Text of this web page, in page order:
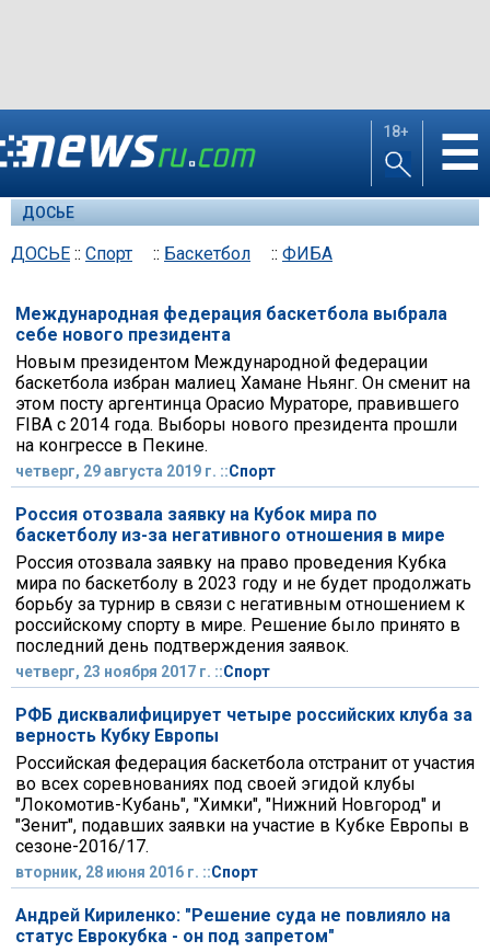
18+ ☰
ДОСЬЕ
ДОСЬЕ :: Спорт :: Баскетбол :: ФИБА
Международная федерация баскетбола выбрала
себе нового президента
Новым президентом Международной федерации
баскетбола избран малиец Хамане Ньянг. Он сменит на
этом посту аргентинца Орасио Мураторе, правившего
FIBA с 2014 года. Выборы нового президента прошли
на конгрессе в Пекине.
четверг, 29 августа 2019 г. ::Спорт
Россия отозвала заявку на Кубок мира по
баскетболу из-за негативного отношения в мире
Россия отозвала заявку на право проведения Кубка
мира по баскетболу в 2023 году и не будет продолжать
борьбу за турнир в связи с негативным отношением к
российскому спорту в мире. Решение было принято в
последний день подтверждения заявок.
четверг, 23 ноября 2017 г. ::Спорт
РФБ дисквалифицирует четыре российских клуба за
верность Кубку Европы
Российская федерация баскетбола отстранит от участия
во всех соревнованиях под своей эгидой клубы
"Локомотив-Кубань", "Химки", "Нижний Новгород" и
"Зенит", подавших заявки на участие в Кубке Европы в
сезоне-2016/17.
вторник, 28 июня 2016 г. ::Спорт
Андрей Кириленко: "Решение суда не повлияло на
статус Еврокубка - он под запретом"